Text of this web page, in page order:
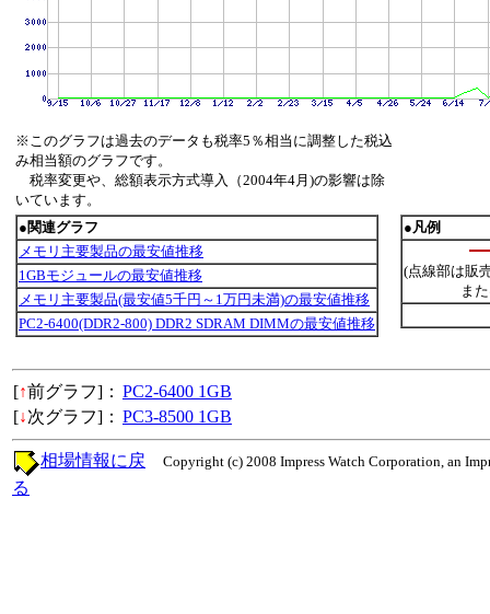
※このグラフは過去のデータも税率5％相当に調整した税込
み相当額のグラフです。
税率変更や、総額表示方式導入（2004年4月)の影響は除
いています。
●関連グラフ
メモリ主要製品の最安値推移
1GBモジュールの最安値推移
メモリ主要製品(最安値5千円～1万円未満)の最安値推移
PC2-6400(DDR2-800) DDR2 SDRAM DIMMの最安値推移
●凡例
(点線部は販
ま
[↑前グラフ]： PC2-6400 1GB
[↓次グラフ]： PC3-8500 1GB
Copyright (c) 2008 Impress Watch Corporation, an
相場情報に戻
る